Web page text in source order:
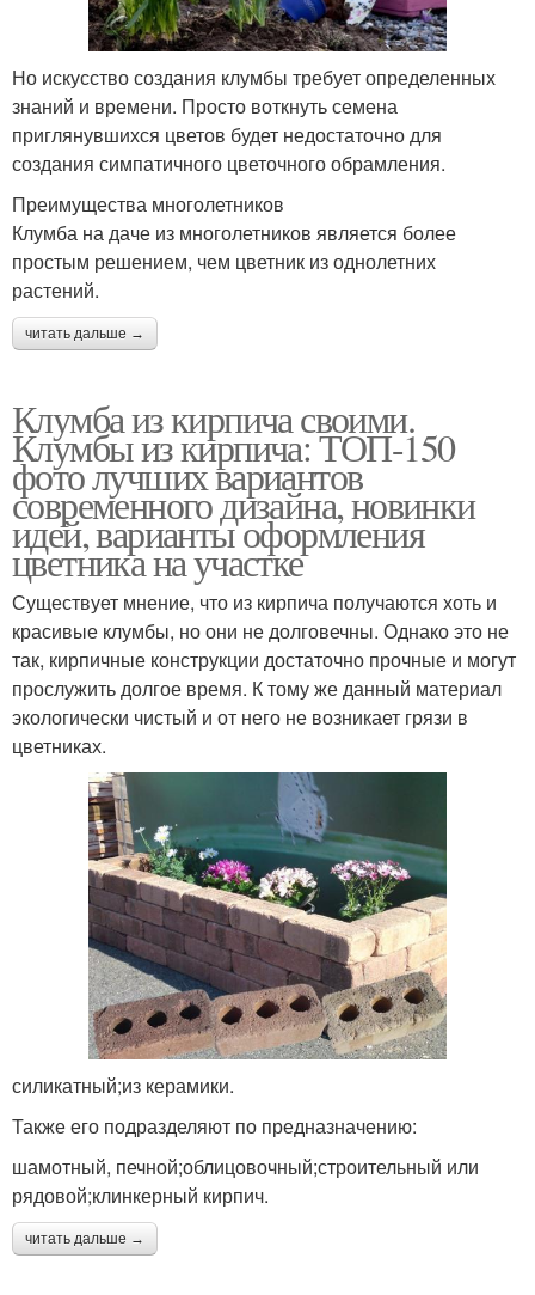
Но искусство создания клумбы требует определенных
знаний и времени. Просто воткнуть семена
приглянувшихся цветов будет недостаточно для
создания симпатичного цветочного обрамления.
Преимущества многолетников
Клумба на даче из многолетников является более
простым решением, чем цветник из однолетних
растений.
читать дальше →
Клумба из кирпича своими.
Клумбы из кирпича: ТОП-150
фото лучших вариантов
современного дизайна, новинки
идей, варианты оформления
цветника на участке
Существует мнение, что из кирпича получаются хоть и
красивые клумбы, но они не долговечны. Однако это не
так, кирпичные конструкции достаточно прочные и могут
прослужить долгое время. К тому же данный материал
экологически чистый и от него не возникает грязи в
цветниках.
силикатный;из керамики.
Также его подразделяют по предназначению:
шамотный, печной;облицовочный;строительный или
рядовой;клинкерный кирпич.
читать дальше →